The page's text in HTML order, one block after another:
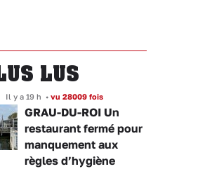
LUS
Il y a 19 h • vu 28009 fois
GRAU-DU-ROI Un
restaurant fermé pour
manquement aux
règles d’hygiène